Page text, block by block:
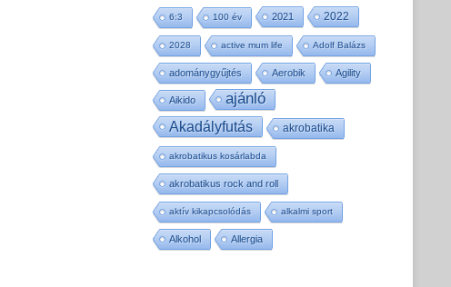
6:3 100 év 2021 2022
2028 active mum life Adolf Balázs
adománygyűjtés Aerobik Agility
Aikido ajánló
Akadályfutás akrobatika
akrobatikus kosárlabda
akrobatikus rock and roll
aktív kikapcsolódás alkalmi sport
Alkohol Allergia